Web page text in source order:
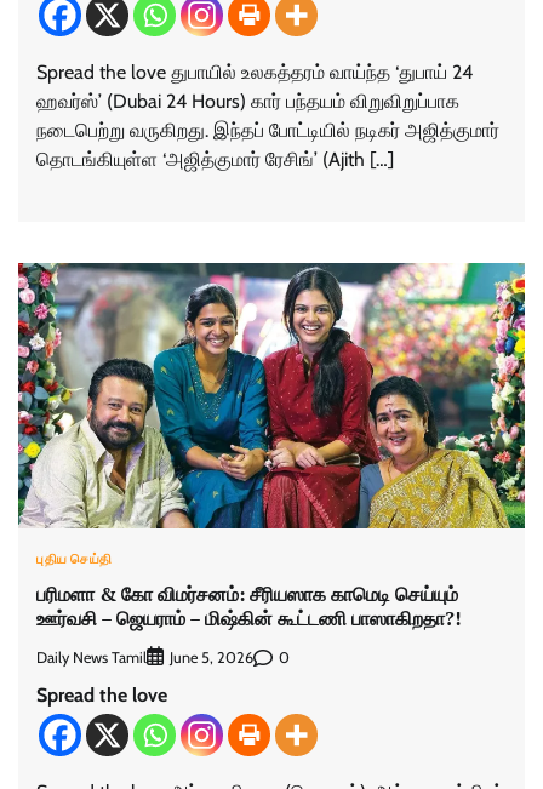
Spread the love துபாயில் உலகத்தரம் வாய்ந்த ‘துபாய் 24
ஹவர்ஸ்’ (Dubai 24 Hours) கார் பந்தயம் விறுவிறுப்பாக
நடைபெற்று வருகிறது. இந்தப் போட்டியில் நடிகர் அஜித்குமார்
தொடங்கியுள்ள ‘அஜித்குமார் ரேசிங்’ (Ajith […]
புதிய செய்தி
பரிமளா & கோ விமர்சனம்: சீரியஸாக காமெடி செய்யும்
ஊர்வசி – ஜெயராம் – மிஷ்கின் கூட்டணி பாஸாகிறதா?!
Daily News Tamil June 5, 2026 0
Spread the love